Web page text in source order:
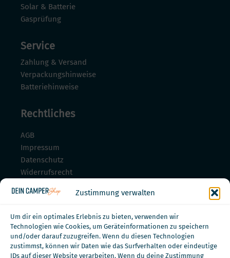
Zustimmung verwalten
Um dir ein optimales Erlebnis zu bieten, verwenden wir
Technologien wie Cookies, um Geräteinformationen zu speichern
und/oder darauf zuzugreifen. Wenn du diesen Technologien
zustimmst, können wir Daten wie das Surfverhalten oder eindeutige
IDs auf dieser Website verarbeiten. Wenn du deine Zustimmung
Solar & Batterie
Gasprüfung
Service
Zahlung & Versand
Verpackungshinweise
Batteriehinweise
Rechtliches
AGB
Impressum
Datenschutz
Widerrufsrecht
Zahlungsmöglichkeiten